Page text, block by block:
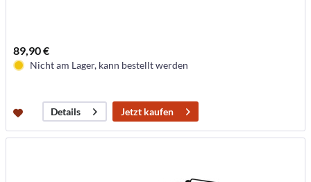
89,90 €
Nicht am Lager, kann bestellt werden
Details Jetzt kaufen